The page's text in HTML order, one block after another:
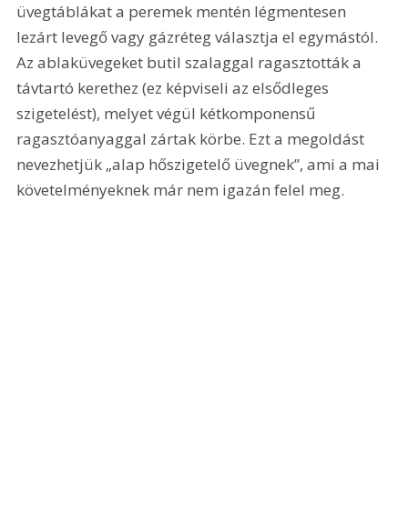
üvegtáblákat a peremek mentén légmentesen
lezárt levegő vagy gázréteg választja el egymástól.
Az ablaküvegeket butil szalaggal ragasztották a
távtartó kerethez (ez képviseli az elsődleges
szigetelést), melyet végül kétkomponensű
ragasztóanyaggal zártak körbe. Ezt a megoldást
nevezhetjük „alap hőszigetelő üvegnek”, ami a mai
követelményeknek már nem igazán felel meg.